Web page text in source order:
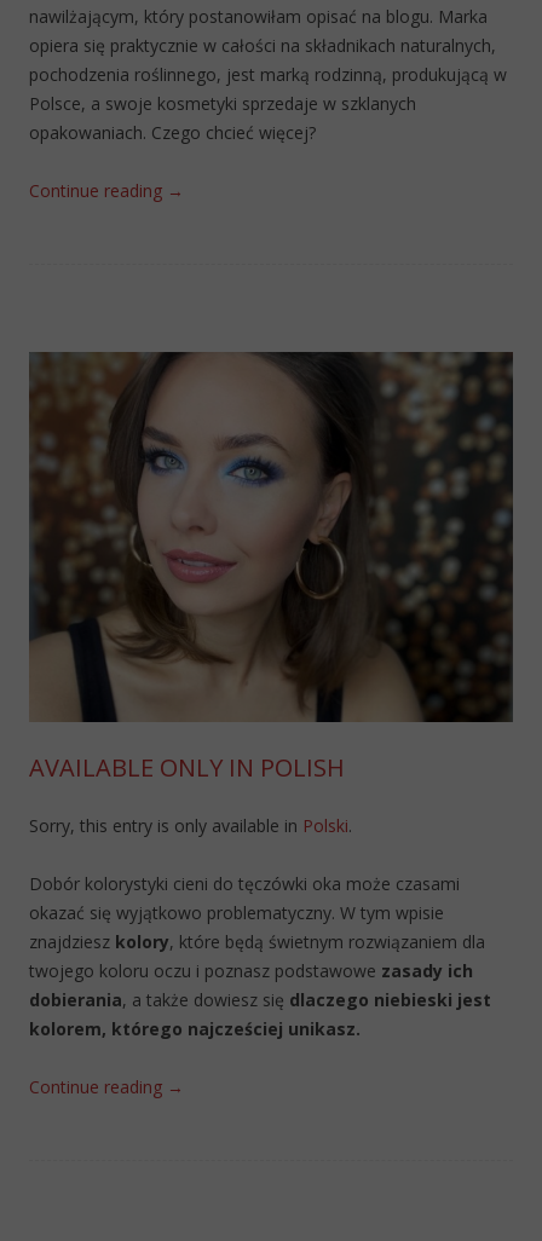
nawilżającym, który postanowiłam opisać na blogu. Marka
opiera się praktycznie w całości na składnikach naturalnych,
pochodzenia roślinnego, jest marką rodzinną, produkującą w
Polsce, a swoje kosmetyki sprzedaje w szklanych
opakowaniach. Czego chcieć więcej?
Continue reading →
AVAILABLE ONLY IN POLISH
Sorry, this entry is only available in Polski.
Dobór kolorystyki cieni do tęczówki oka może czasami
okazać się wyjątkowo problematyczny. W tym wpisie
znajdziesz kolory, które będą świetnym rozwiązaniem dla
twojego koloru oczu i poznasz podstawowe zasady ich
dobierania, a także dowiesz się dlaczego niebieski jest
kolorem, którego najcześciej unikasz.
Continue reading →